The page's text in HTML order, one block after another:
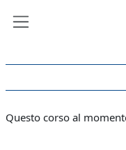
Questo corso al